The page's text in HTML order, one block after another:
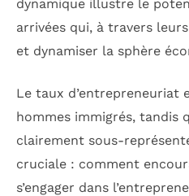
dynamique illustre le
arrivées qui, à travers
et dynamiser la sphère
Le taux d’entrepreneuriat
hommes immigrés, tandis
clairement sous-
cruciale : comment
s’engager dans